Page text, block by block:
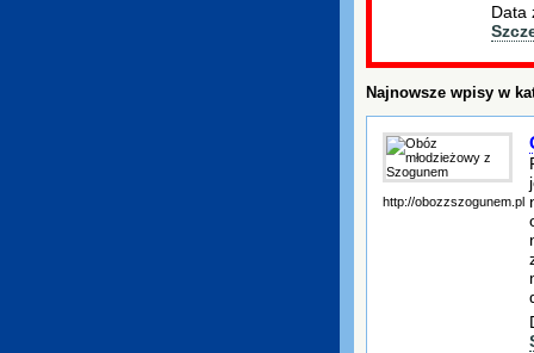
Data
Najnowsze wpisy w
http://obozzszogunem.pl